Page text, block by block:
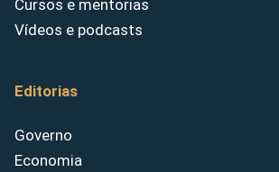
Cursos e mentorias
Vídeos e podcasts
Editorias
Governo
Economia